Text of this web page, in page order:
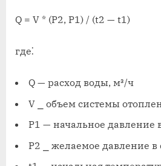
Q = V * (P2, P1) / (t2 — t1)
где⁚
Q — расход воды, м³/ч
V ⎯ объем системы
P1 — начальное давление
P2 ⎯ желаемое давление в